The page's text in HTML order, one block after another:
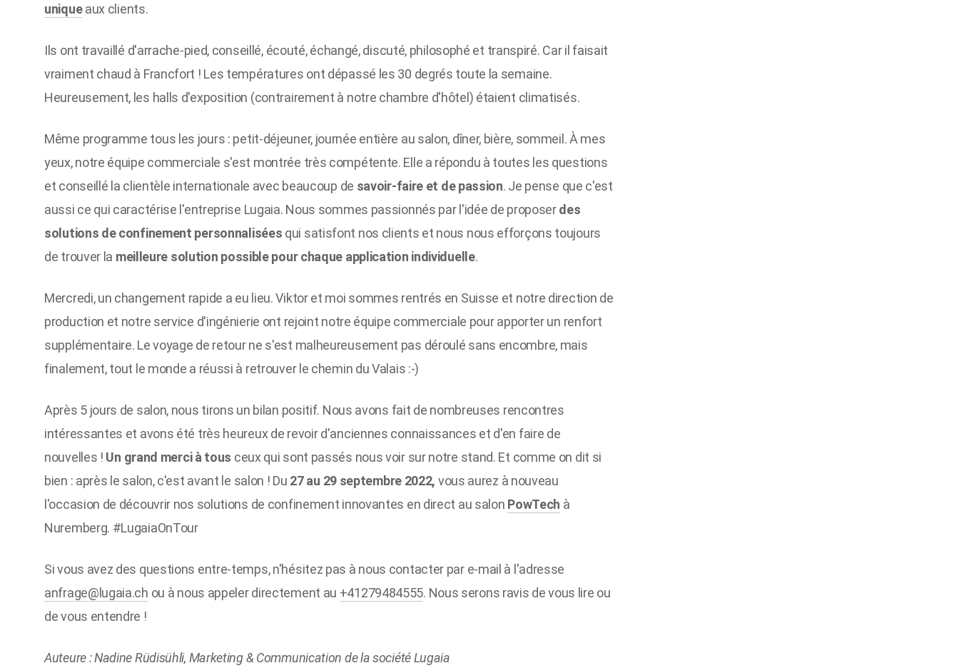
uniqueaux clients.
Ils ont travaillé d'arrache-pied, conseillé, écouté, échangé, discuté, philosophé et transpiré. Car il faisait
vraiment chaud à Francfort ! Les températures ont dépassé les 30 degrés toute la semaine.
Heureusement, les halls d'exposition (contrairement à notre chambre d'hôtel) étaient climatisés.
Même programme tous les jours : petit-déjeuner, journée entière au salon, dîner, bière, sommeil. À mes
yeux, notre équipe commerciale s'est montrée très compétente. Elle a répondu à toutes les questions
et conseillé la clientèle internationale avec beaucoup de savoir-faire et de passion. Je pense que c'est
aussi ce qui caractérise l'entreprise Lugaia. Nous sommes passionnés par l'idée de proposerdes
solutions de confinement personnalisées qui satisfont nos clients et nous nous efforçons toujours
de trouver la meilleure solution possible pour chaque application individuelle.
Mercredi, un changement rapide a eu lieu. Viktor et moi sommes rentrés en Suisse et notre direction de
production et notre service d'ingénierie ont rejoint notre équipe commerciale pour apporter un renfort
supplémentaire. Le voyage de retour ne s'est malheureusement pas déroulé sans encombre, mais
finalement, tout le monde a réussi à retrouver le chemin du Valais :-)
Après 5 jours de salon, nous tirons un bilan positif. Nous avons fait de nombreuses rencontres
intéressantes et avons été très heureux de revoir d'anciennes connaissances et d'en faire de
nouvelles ! Un grand merci à tous ceux qui sont passés nous voir sur notre stand. Et comme on dit si
bien : après le salon, c'est avant le salon ! Du 27 au 29 septembre 2022, vous aurez à nouveau
l'occasion de découvrir nos solutions de confinement innovantes en direct au salon PowTech à
Nuremberg. #LugaiaOnTour
Si vous avez des questions entre-temps, n'hésitez pas à nous contacter par e-mail à l'adresse
anfrage@lugaia.ch ou à nous appeler directement au +41279484555. Nous serons ravis de vous lire ou
de vous entendre !
Auteure : Nadine Rüdisühli, Marketing & Communication de la société Lugaia